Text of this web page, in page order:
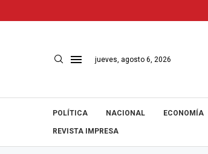
jueves, agosto 6, 2026
POLÍTICA NACIONAL ECONOMÍA
REVISTA IMPRESA